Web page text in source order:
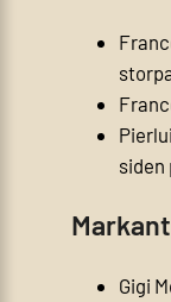
Gigi